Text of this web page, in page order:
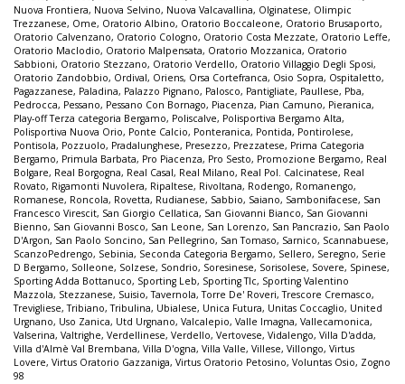
Nuova Frontiera, Nuova Selvino, Nuova Valcavallina, Olginatese, Olimpic
Trezzanese, Ome, Oratorio Albino, Oratorio Boccaleone, Oratorio Brusaporto,
Oratorio Calvenzano, Oratorio Cologno, Oratorio Costa Mezzate, Oratorio Leffe,
Oratorio Maclodio, Oratorio Malpensata, Oratorio Mozzanica, Oratorio
Sabbioni, Oratorio Stezzano, Oratorio Verdello, Oratorio Villaggio Degli Sposi,
Oratorio Zandobbio, Ordival, Oriens, Orsa Cortefranca, Osio Sopra, Ospitaletto,
Pagazzanese, Paladina, Palazzo Pignano, Palosco, Pantigliate, Paullese, Pba,
Pedrocca, Pessano, Pessano Con Bornago, Piacenza, Pian Camuno, Pieranica,
Play-off Terza categoria Bergamo, Poliscalve, Polisportiva Bergamo Alta,
Polisportiva Nuova Orio, Ponte Calcio, Ponteranica, Pontida, Pontirolese,
Pontisola, Pozzuolo, Pradalunghese, Presezzo, Prezzatese, Prima Categoria
Bergamo, Primula Barbata, Pro Piacenza, Pro Sesto, Promozione Bergamo, Real
Bolgare, Real Borgogna, Real Casal, Real Milano, Real Pol. Calcinatese, Real
Rovato, Rigamonti Nuvolera, Ripaltese, Rivoltana, Rodengo, Romanengo,
Romanese, Roncola, Rovetta, Rudianese, Sabbio, Saiano, Sambonifacese, San
Francesco Virescit, San Giorgio Cellatica, San Giovanni Bianco, San Giovanni
Bienno, San Giovanni Bosco, San Leone, San Lorenzo, San Pancrazio, San Paolo
D'Argon, San Paolo Soncino, San Pellegrino, San Tomaso, Sarnico, Scannabuese,
ScanzoPedrengo, Sebinia, Seconda Categoria Bergamo, Sellero, Seregno, Serie
D Bergamo, Solleone, Solzese, Sondrio, Soresinese, Sorisolese, Sovere, Spinese,
Sporting Adda Bottanuco, Sporting Leb, Sporting Tlc, Sporting Valentino
Mazzola, Stezzanese, Suisio,Tavernola,Torre De' Roveri,Trescore Cremasco,
Trevigliese,Tribiano,Tribulina, Ubialese, Unica Futura, Unitas Coccaglio, United
Urgnano, Uso Zanica, Utd Urgnano, Valcalepio, Valle Imagna, Vallecamonica,
Valserina, Valtrighe, Verdellinese, Verdello, Vertovese, Vidalengo, Villa D'adda,
Villa d'Almè Val Brembana, Villa D'ogna, Villa Valle, Villese, Villongo, Virtus
Lovere, Virtus Oratorio Gazzaniga, Virtus Oratorio Petosino, Voluntas Osio, Zogno
98